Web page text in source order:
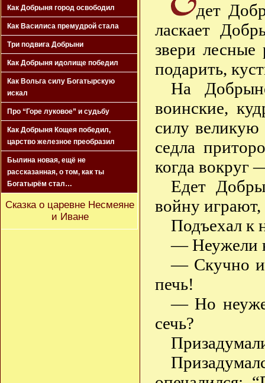
Как Добрыня город освободил
Как Василиса премудрой стала
Три подвига Добрыни
Как Добрыня идолище победил
Как Вольга силу Богатырскую
искал
Про “Горе луковое” и судьбу
Как Добрыня Кощея победил,
царство железное преобразил
Былина новая, ещё не
рассказанная, о том, как ты
Богатырём стал…
Сказка о царевне Несмеяне
и Иване
дет
ласкает
звери лесные
подарить,
На
воинские,
силу
седла
когда вокруг
Едет
войну
Подъехал к
— Неужели
— Скучно
печь!
— Но
сечь?